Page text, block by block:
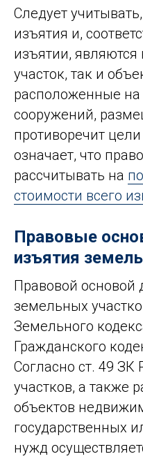
Следует
изъятия и,
изъятии,
участок, так и
расположенные
сооружений,
противоречит
означает, что
рассчитывать на
стоимости всего
Правовые
изъятия
Правовой основой
земельных
Земельного
Гражданского
Согласно ст. 49
участков, а также
объектов
государственных
нужд